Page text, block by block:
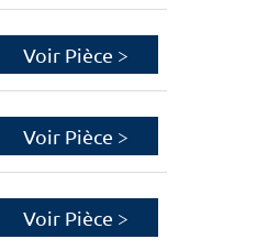
Voir Pièce >
Voir Pièce >
Voir Pièce >